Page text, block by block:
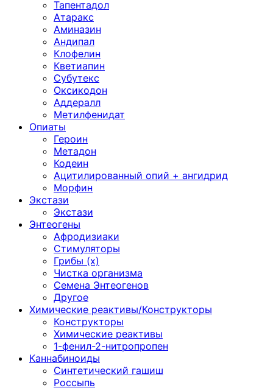
Тапентадол
Атаракс
Аминазин
Андипал
Клофелин
Кветиапин
Субутекс
Оксикодон
Аддералл
Метилфенидат
Опиаты
Героин
Метадон
Кодеин
Ацитилированный опий + ангидрид
Морфин
Экстази
Экстази
Энтеогены
Афродизиаки
Стимуляторы
Грибы (х)
Чистка организма
Семена Энтеогенов
Другое
Химические реактивы/Конструкторы
Конструкторы
Химические реактивы
1-фенил-2-нитропропен
Каннабиноиды
Синтетический гашиш
Россыпь